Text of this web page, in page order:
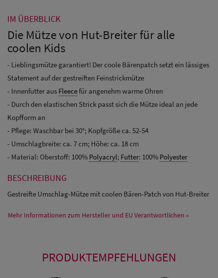
IM ÜBERBLICK
Die Mütze von Hut-Breiter für alle
coolen Kids
- Lieblingsmütze garantiert! Der coole Bärenpatch setzt ein lässiges
Statement auf der gestreiften Feinstrickmütze
- Innenfutter aus Fleecefür angenehm warme Ohren
- Durch den elastischen Strick passt sich die Mütze ideal an jede
Kopfform an
- Pflege: Waschbar bei 30°; Kopfgröße ca. 52-54
- Umschlagbreite: ca. 7 cm; Höhe: ca. 18 cm
- Material: Oberstoff: 100% Polyacryl; Futter: 100% Polyester
BESCHREIBUNG
Gestreifte Umschlag-Mütze mit coolen Bären-Patch von Hut-Breiter
Mehr Informationen zum Hersteller und EU Verantwortlichen »
PRODUKTEMPFEHLUNGEN